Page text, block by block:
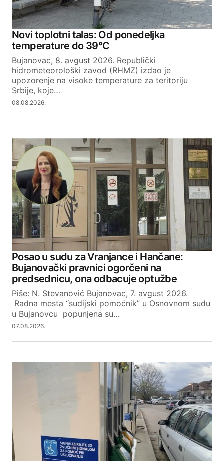
Novi toplotni talas: Od ponedeljka
temperature do 39°C
Bujanovac, 8. avgust 2026. Republički
hidrometeorološki zavod (RHMZ) izdao je
upozorenje na visoke temperature za teritoriju
Srbije, koje…
08.08.2026.
Posao u sudu za Vranjance i Hančane:
Bujanovački pravnici ogorčeni na
predsednicu, ona odbacuje optužbe
Piše: N. Stevanović Bujanovac, 7. avgust 2026.
Radna mesta “sudijski pomoćnik” u Osnovnom sudu
u Bujanovcu popunjena su…
07.08.2026.